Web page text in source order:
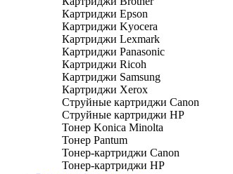
Картриджи Epson
Картриджи Kyocera
Картриджи Lexmark
Картриджи Panasonic
Картриджи Ricoh
Картриджи Samsung
Картриджи Xerox
Струйные картриджи Canon
Струйные картриджи HP
Тонер Konica Minolta
Тонер Pantum
Тонер-картриджи Canon
Тонер-картриджи HP